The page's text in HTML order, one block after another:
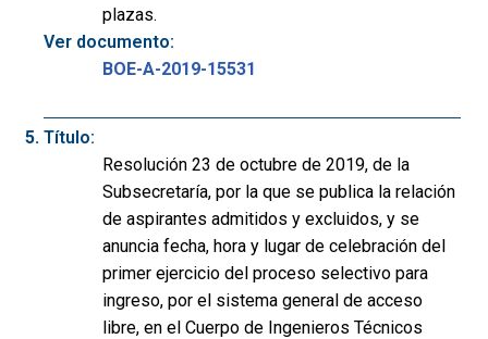
plazas.
Ver documento:
BOE-A-2019-15531
Título:
Resolución 23 de octubre de 2019, de la
Subsecretaría, por la que se publica la relación
de aspirantes admitidos y excluidos, y se
anuncia fecha, hora y lugar de celebración del
primer ejercicio del proceso selectivo para
ingreso, por el sistema general de acceso
libre, en el Cuerpo de Ingenieros Técnicos